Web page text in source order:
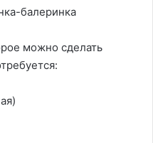
балеринка
можно сделать